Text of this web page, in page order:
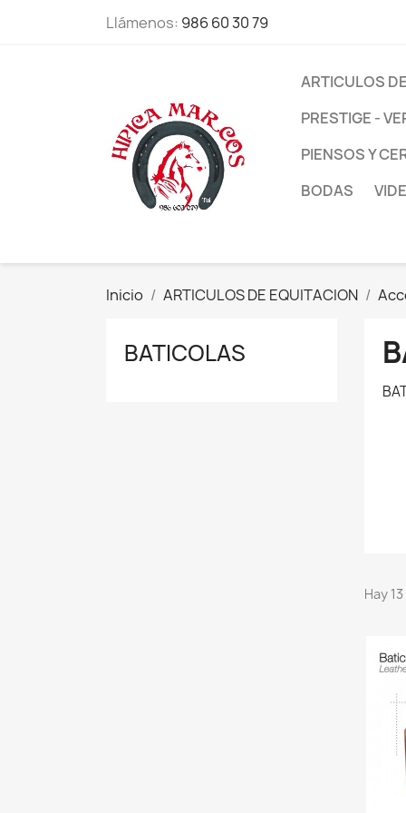
Llámenos: 986 60 30 79
ARTICULOS
PRESTIGE -
PIENSOS Y
BODAS
Inicio ARTICULOS DE EQUITACION
BATICOLAS
Hay